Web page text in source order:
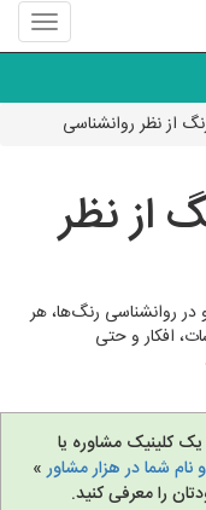
منوی
سایت
مشاور
از نظر روانشناسی
از نظر
در روانشناسی رنگ‌ها، هر
افکار و حتی
کلینیک مشاوره یا
شما در هزار مشاور»
را معرفی کنید.